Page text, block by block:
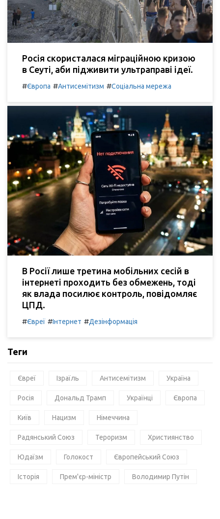
Росія скористалася міграційною кризою
в Сеуті, аби підживити ультраправі ідеї.
#Європа #Антисемітизм #Соціальна мережа
В Росії лише третина мобільних сесій в
інтернеті проходить без обмежень, тоді
як влада посилює контроль, повідомляє
ЦПД.
#Євреї #Інтернет #Дезінформація
Теги
Євреї Ізраїль Антисемітизм Україна
Росія Дональд Трамп Українці Європа
Київ Нацизм Німеччина
Радянський Союз Тероризм Християнство
Юдаїзм Голокост Європейський Союз
Історія Прем'єр-міністр Володимир Путін